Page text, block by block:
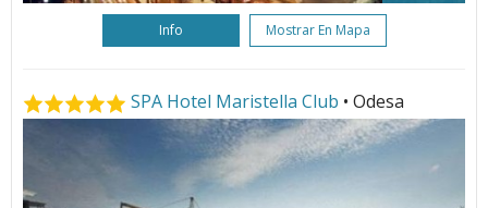
Info Mostrar En Mapa
SPA Hotel Maristella Club • Odesa